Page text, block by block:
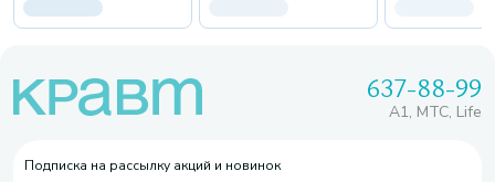
637-88-99
A1, МТС, Life
Подписка на рассылку акций и новинок